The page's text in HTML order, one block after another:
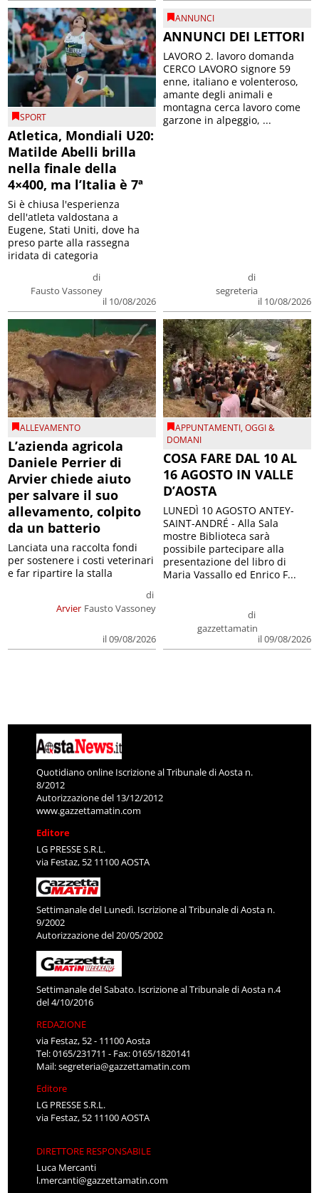
SPORT
Atletica, Mondiali U20:
Matilde Abelli brilla
nella finale della
4×400, ma l’Italia è 7ª
di
Fausto Vassoney
il 10/08/2026
Si è chiusa l'esperienza
dell'atleta valdostana a
Eugene, Stati Uniti, dove ha
preso parte alla rassegna
iridata di categoria
ANNUNCI
ANNUNCI DEI LETTORI
di
segreteria
il 10/08/2026
LAVORO 2. lavoro domanda
CERCO LAVORO signore 59
enne, italiano e volenteroso,
amante degli animali e
montagna cerca lavoro come
garzone in alpeggio, ...
ALLEVAMENTO
L’azienda agricola
Daniele Perrier di
Arvier chiede aiuto
per salvare il suo
allevamento, colpito
da un batterio
Arvier
di
Fausto Vassoney
il 09/08/2026
Lanciata una raccolta fondi
per sostenere i costi veterinari
e far ripartire la stalla
APPUNTAMENTI,OGGI &
DOMANI
COSA FARE DAL 10 AL
16 AGOSTO IN VALLE
D’AOSTA
di
gazzettamatin
il 09/08/2026
LUNEDÌ 10 AGOSTO ANTEY-
SAINT-ANDRÉ - Alla Sala
mostre Biblioteca sarà
possibile partecipare alla
presentazione del libro di
Maria Vassallo ed Enrico F...
Quotidiano online Iscrizione al Tribunale di Aosta n.
8/2012
Autorizzazione del 13/12/2012
www.gazzettamatin.com
Editore
LG PRESSE S.R.L.
via Festaz, 52 11100 AOSTA
Settimanale del Lunedì. Iscrizione al Tribunale di Aosta n.
9/2002
Autorizzazione del 20/05/2002
Settimanale del Sabato. Iscrizione al Tribunale di Aosta n.4
del 4/10/2016
REDAZIONE
via Festaz, 52 - 11100 Aosta
Tel: 0165/231711 - Fax: 0165/1820141
Mail:segreteria@gazzettamatin.com
Editore
LG PRESSE S.R.L.
via Festaz, 52 11100 AOSTA
DIRETTORE RESPONSABILE
Luca Mercanti
l.mercanti@gazzettamatin.com